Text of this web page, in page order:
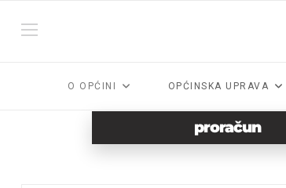
O OPĆINI OPĆINSKA UPRAVA
proračun